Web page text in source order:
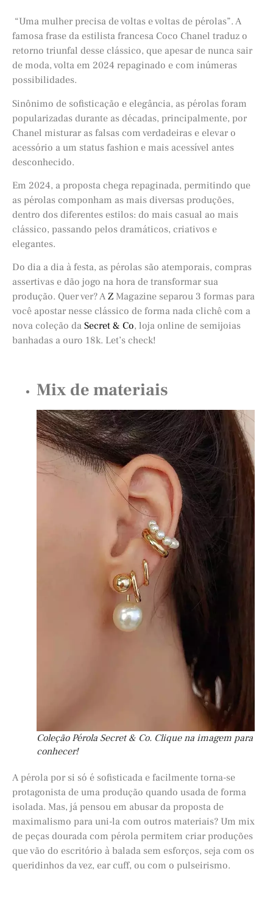
“Uma mulher precisa de voltas e voltas de pérolas”. A
famosa frase da estilista francesa Coco Chanel traduz o
retorno triunfal desse clássico, que apesar de nunca sair
de moda, volta em 2024 repaginado e com inúmeras
possibilidades.
Sinônimo de sofisticação e elegância, as pérolas foram
popularizadas durante as décadas, principalmente, por
Chanel misturar as falsas com verdadeiras e elevar o
acessório a um status fashion e mais acessível antes
desconhecido.
Em 2024, a proposta chega repaginada, permitindo que
as pérolas componham as mais diversas produções,
dentro dos diferentes estilos: do mais casual ao mais
clássico, passando pelos dramáticos, criativos e
elegantes.
Do dia a dia à festa, as pérolas são atemporais, compras
assertivas e dão jogo na hora de transformar sua
produção. Quer ver? A Z Magazine separou 3 formas para
você apostar nesse clássico de forma nada clichê com a
nova coleção da Secret & Co, loja online de semijoias
banhadas a ouro 18k. Let’s check!
Mix de materiais
Coleção Pérola Secret & Co. Clique na imagem para
conhecer!
A pérola por si só é sofisticada e facilmente torna-se
protagonista de uma produção quando usada de forma
isolada. Mas, já pensou em abusar da proposta de
maximalismo para uni-la com outros materiais? Um mix
de peças dourada com pérola permitem criar produções
que vão do escritório à balada sem esforços, seja com os
queridinhos da vez, ear cuff, ou com o pulseirismo.